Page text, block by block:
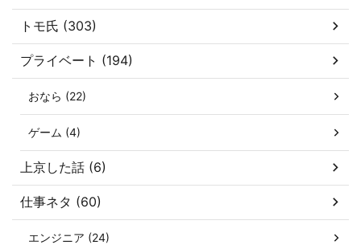
トモ氏 (303)
プライベート (194)
おなら (22)
ゲーム (4)
上京した話 (6)
仕事ネタ (60)
エンジニア (24)